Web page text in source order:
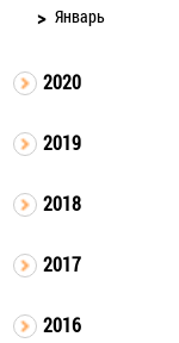
Январь
2020
2019
2018
2017
2016